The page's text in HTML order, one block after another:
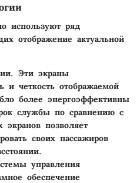
используют ряд
отображение актуальной
. Эти экраны
и четкость отображаемой
более энергоэффективны
службы по сравнению с
экранов позволяет
своих пассажиров
управления
обеспечение